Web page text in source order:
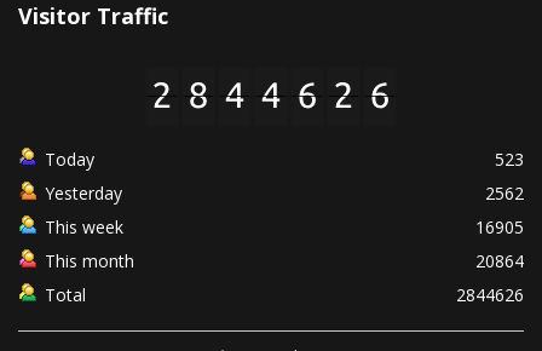
Visitor Traffic
Today
523
Yesterday
2562
This week
16905
This month
20864
Total
2844626